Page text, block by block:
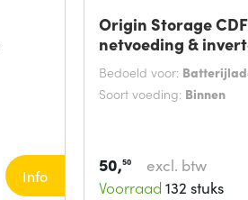
Info
Origin Storage
netvoeding &
Bedoeld voor:
Soort voeding: Binnen
50,50
excl. btw
Voorraad 132 stuks